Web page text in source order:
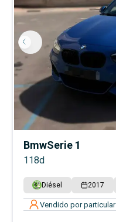
BmwSerie 1
118d
Diésel 2017
Vendido por particular